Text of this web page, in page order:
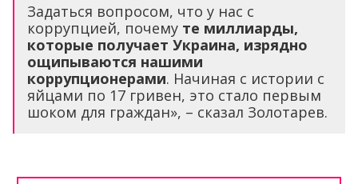
Задаться вопросом, что у нас с
коррупцией, почему те миллиарды,
которые получает Украина, изрядно
ощипываются нашими
коррупционерами. Начиная с истории с
яйцами по 17 гривен, это стало первым
шоком для граждан», – сказал Золотарев.